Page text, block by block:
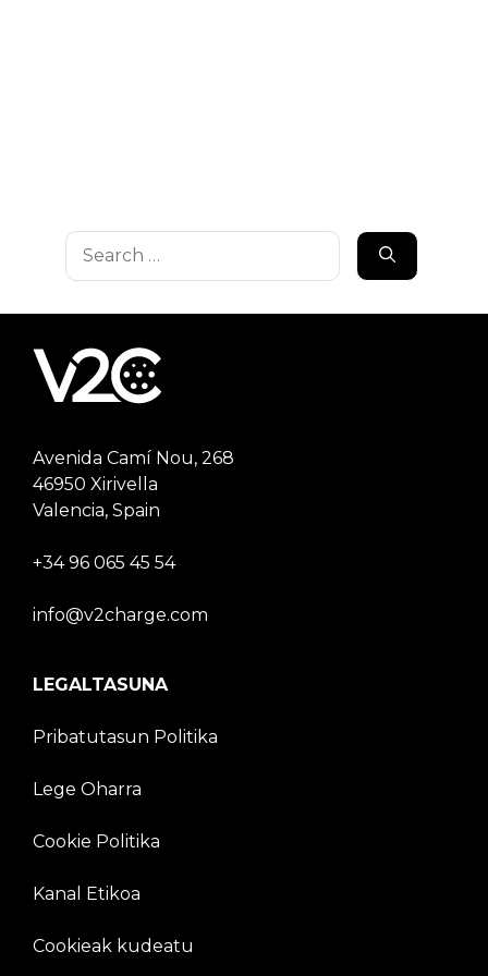
Search
for:
Avenida Camí Nou, 268
46950 Xirivella
Valencia, Spain
+34 96 065 45 54
info@v2charge.com
LEGALTASUNA
Pribatutasun Politika
Lege Oharra
Cookie Politika
Kanal Etikoa
Cookieak kudeatu